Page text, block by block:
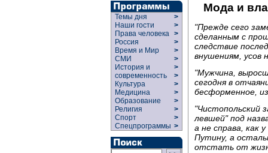
Темы дня
>
Наши гости
>
Права человека >
Россия
>
Время и Мир
>
СМИ
>
История и
современность
>
>
Культура
>
Медицина
>
Образование
>
Религия
>
Спорт
>
Спецпрограммы >
Мода и
"Прежде сего
сделанным с
следствие
внушениям, усов
"Мужчина,
сегодня в
бесформенное,
"Чистопольский
левшей" под
а не справа, как
Путину, а
отстать от